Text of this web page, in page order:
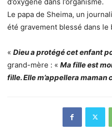
Le papa de Sheima, un
été gravement blessé dans le
« Dieu a protégé cet enfant
grand-mère : « Ma fille est
fille. Elle m’appellera